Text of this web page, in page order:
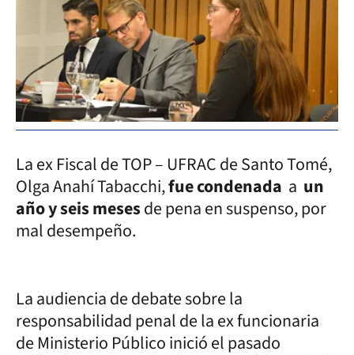
La ex Fiscal de TOP – UFRAC de Santo Tomé,
Olga Anahí Tabacchi,fue condenada a un
año y seis mesesde pena en suspenso, por
mal desempeño.
La audiencia de debate sobre la
responsabilidad penal de la ex funcionaria
de Ministerio Público inició el pasado